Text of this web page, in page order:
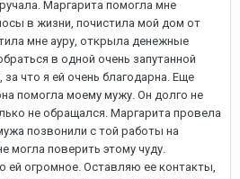
Маргарита помогла мне
в жизни, почистила мой дом от
мне ауру, открыла денежные
в одной очень запутанной
за что я ей очень благодарна. Еще
помогла моему мужу. Он долго не
не обращался. Маргарита провела
позвонили с той работы на
могла поверить этому чуду.
ей огромное. Оставляю ее контакты,